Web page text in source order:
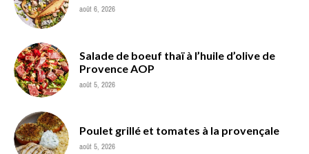
août 6, 2026
Salade de boeuf thaï à l’huile d’olive de
Provence AOP
août 5, 2026
Poulet grillé et tomates à la provençale
août 5, 2026